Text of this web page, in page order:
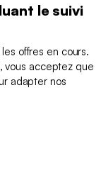
le suivi
offres en cours.
vous acceptez que
adapter nos